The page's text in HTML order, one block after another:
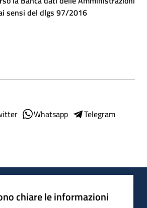
sensi del dlgs 97/2016
Whatsapp
Telegram
chiare le informazioni